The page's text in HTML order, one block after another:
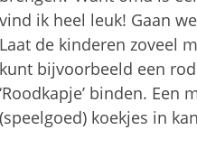
vind ik heel leuk! Gaan
Laat de kinderen zoveel
kunt bijvoorbeeld een
‘Roodkapje’ binden.
(speelgoed) koekjes in